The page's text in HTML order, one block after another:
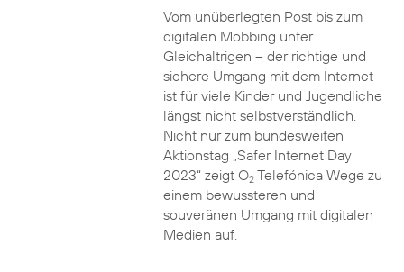
Vom unüberlegten Post bis zum
digitalen Mobbing unter
Gleichaltrigen – der richtige und
sichere Umgang mit dem Internet
ist für viele Kinder und Jugendliche
längst nicht selbstverständlich.
Nicht nur zum bundesweiten
Aktionstag „Safer Internet Day
2023“ zeigt O2Telefónica Wege zu
einem bewussteren und
souveränen Umgang mit digitalen
Medien auf.